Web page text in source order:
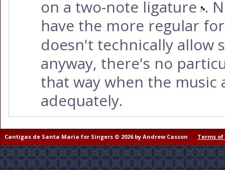
on a two-note ligature .
have the more regular
doesn't technically allow
anyway, there's no
that way when the music
adequately.
Cantigas de Santa Maria for Singers © 2026 by Andrew Casson Terms of